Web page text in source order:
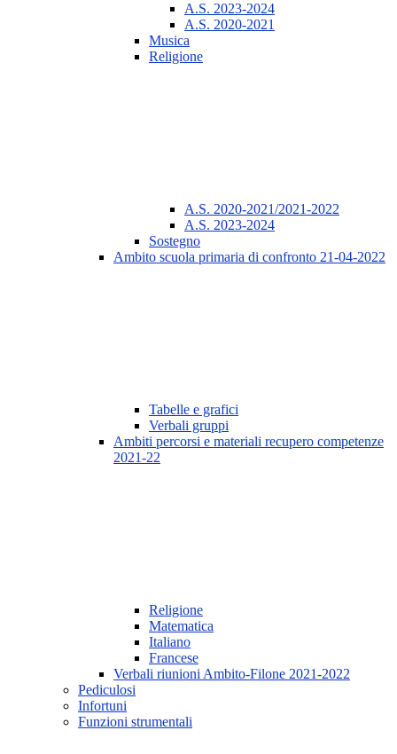
A.S. 2023-2024
A.S. 2020-2021
Musica
Religione
A.S. 2020-2021/2021-2022
A.S. 2023-2024
Sostegno
Ambito scuola primaria di confronto 21-04-2022
Tabelle e grafici
Verbali gruppi
Ambiti percorsi e materiali recupero competenze
2021-22
Religione
Matematica
Italiano
Francese
Verbali riunioni Ambito-Filone 2021-2022
Pediculosi
Infortuni
Funzioni strumentali